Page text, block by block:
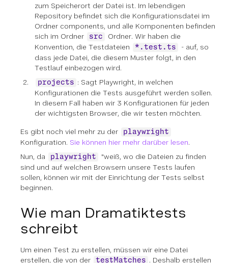
zum Speicherort der Datei ist. Im lebendigen
Repository befindet sich die Konfigurationsdatei im
Ordner components, und alle Komponenten befinden
sich im Ordner
src
Ordner. Wir haben die
Konvention, die Testdateien
*.test.ts
- auf, so
dass jede Datei, die diesem Muster folgt, in den
Testlauf einbezogen wird.
projects : Sagt Playwright, in welchen
Konfigurationen die Tests ausgeführt werden sollen.
In diesem Fall haben wir 3 Konfigurationen für jeden
der wichtigsten Browser, die wir testen möchten.
Es gibt noch viel mehr zu der playwright
Konfiguration. Sie können hier mehr darüber lesen.
Nun, da
playwright
"weiß, wo die Dateien zu finden
sind und auf welchen Browsern unsere Tests laufen
sollen, können wir mit der Einrichtung der Tests selbst
beginnen.
Wie man Dramatiktests
schreibt
Um einen Test zu erstellen, müssen wir eine Datei
erstellen, die von der
testMatches . Deshalb erstellen